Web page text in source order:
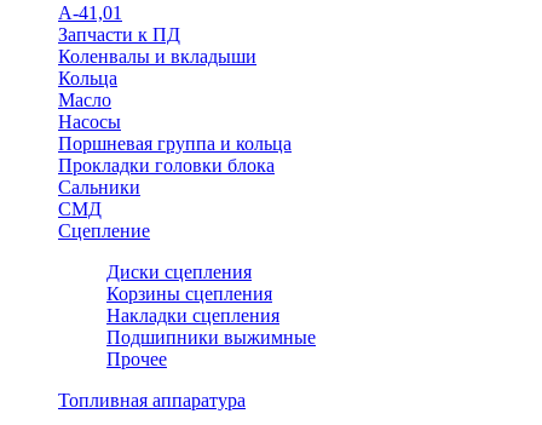
А-41,01
Запчасти к ПД
Коленвалы и вкладыши
Кольца
Масло
Насосы
Поршневая группа и кольца
Прокладки головки блока
Сальники
СМД
Сцепление
Диски сцепления
Корзины сцепления
Накладки сцепления
Подшипники выжимные
Прочее
Топливная аппаратура